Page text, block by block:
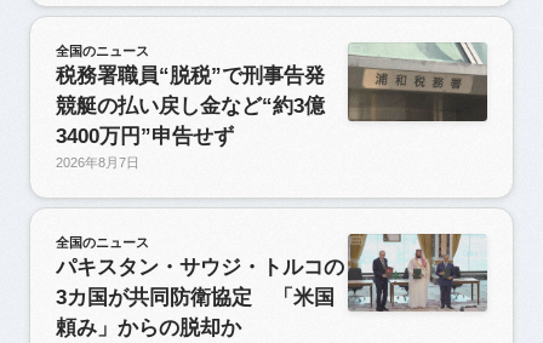
全国のニュース
税務署職員“脱税”で刑事告発
競艇の払い戻し金など“約3億
3400万円”申告せず
2026年8月7日
全国のニュース
パキスタン・サウジ・トルコの
3カ国が共同防衛協定 「米国
頼み」からの脱却か